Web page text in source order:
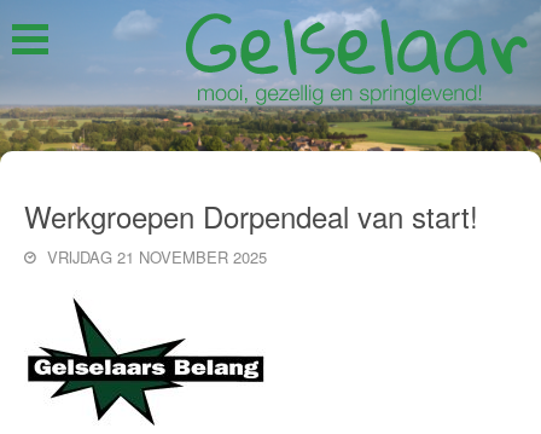
Werkgroepen Dorpendeal van start!
VRIJDAG 21 NOVEMBER 2025